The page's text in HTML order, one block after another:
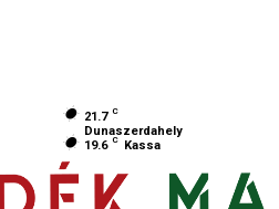
21.7 C
Dunaszerdahely
19.6 C Kassa